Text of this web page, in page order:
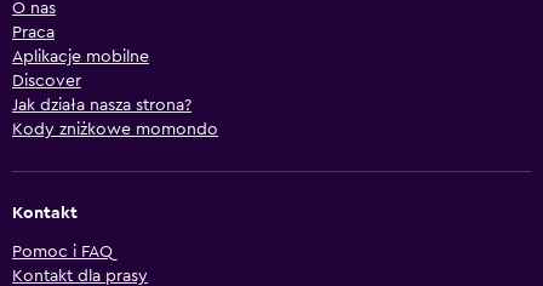
O nas
Praca
Aplikacje mobilne
Discover
Jak działa nasza strona?
Kody zniżkowe momondo
Kontakt
Pomoc i FAQ
Kontakt dla prasy